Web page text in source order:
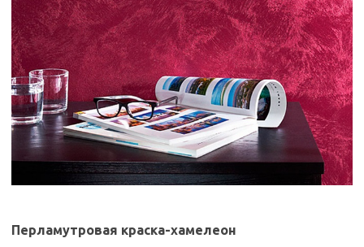
Перламутровая краска-хамелеон